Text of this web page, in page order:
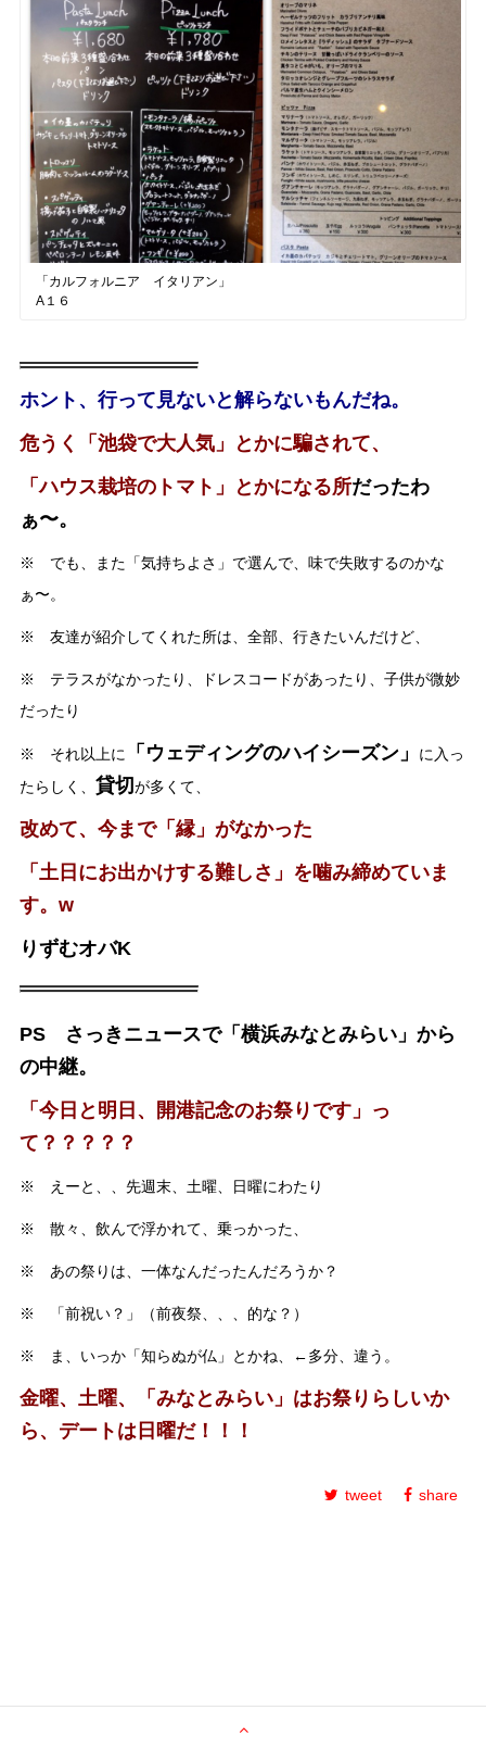
「カルフォルニア イタリアン」
A１６
ホント、行って見ないと解らないもんだね。
危うく「池袋で大人気」とかに騙されて、
「ハウス栽培のトマト」とかになる所だったわ
ぁ〜。
※ でも、また「気持ちよさ」で選んで、味で失敗するのかな
ぁ〜。
※ 友達が紹介してくれた所は、全部、行きたいんだけど、
※ テラスがなかったり、ドレスコードがあったり、子供が微妙
だったり
※ それ以上に 「ウェディングのハイシーズン」
に入っ
たらしく、 貸切が多くて、
改めて、今まで「縁」がなかった
「土日にお出かけする難しさ」を噛み締めていま
す。w
りずむオバK
PS さっきニュースで「横浜みなとみらい」から
の中継。
「今日と明日、開港記念のお祭りです」っ
て？？？？？
※ えーと、、先週末、土曜、日曜にわたり
※ 散々、飲んで浮かれて、乗っかった、
※ あの祭りは、一体なんだったんだろうか？
※ 「前祝い？」（前夜祭、、、的な？）
※ ま、いっか「知らぬが仏」とかね、←多分、違う。
金曜、土曜、「みなとみらい」はお祭りらしいか
ら、デートは日曜だ！！！
tweet share